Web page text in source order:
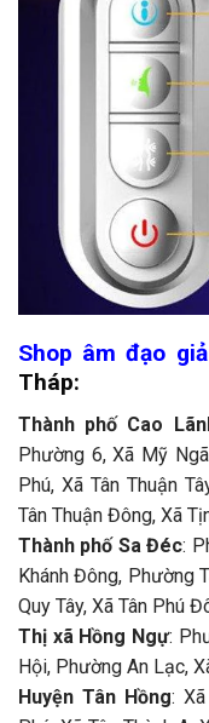
Shop âm đạo
Tháp:
Thành phố Cao
Phường 6, Xã Mỹ
Phú, Xã Tân Thuận
Tân Thuận Đông, Xã
Thành phố Sa Đéc:
Khánh Đông, Phường
Quy Tây, Xã Tân Phú
Thị xã Hồng Ngự:
Hội, Phường An Lạc,
Huyện Tân Hồng: